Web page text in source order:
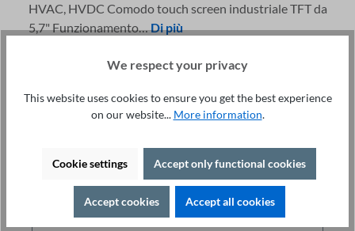
HVAC, HVDC Comodo touch screen industriale TFT da
5,7" Funzionamento…Di più
We respect your privacy
This website uses cookies to ensure you get the best experience
on our website... More information.
Cookie settings Accept only functional cookies
Accept cookies Accept all cookies